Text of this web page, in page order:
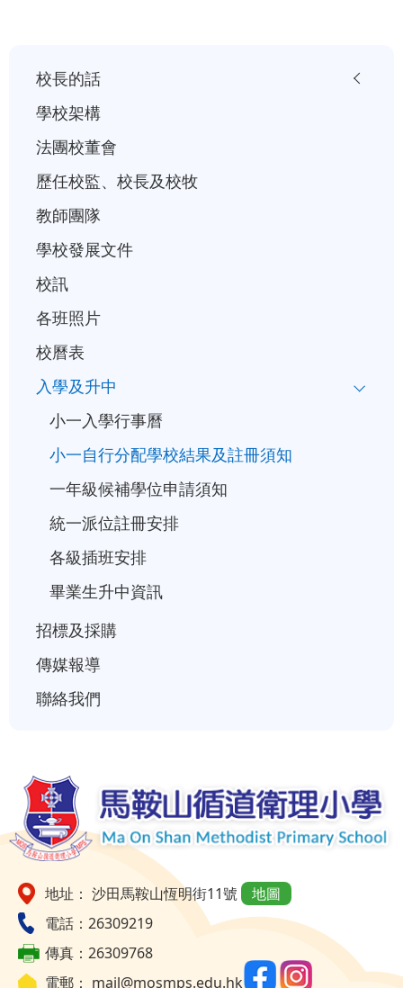
校長的話
學校架構
法團校董會
歷任校監、校長及校牧
教師團隊
學校發展文件
校訊
各班照片
校曆表
入學及升中
小一入學行事曆
小一自行分配學校結果及註冊須知
一年級候補學位申請須知
統一派位註冊安排
各級插班安排
畢業生升中資訊
招標及採購
傳媒報導
聯絡我們
地址： 沙田馬鞍山恆明街11號
地圖
電話：26309219
傳真：26309768
電郵： mail@mosmps.edu.hk